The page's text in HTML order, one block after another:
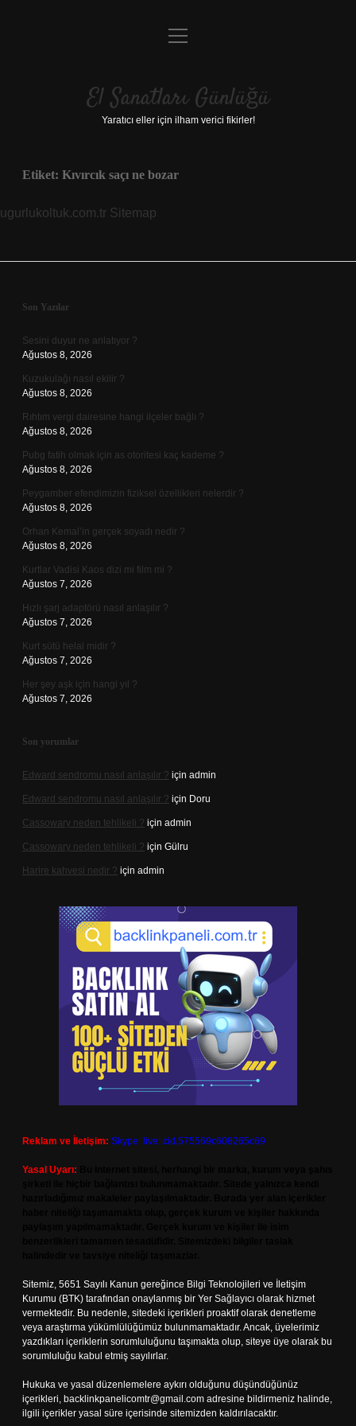
Anasayfa
Yasal Uyarı
menüyü
El Sanatları Günlüğü
Yaratıcı eller için ilham verici fikirler!
Etiket: Kıvırcık saçı ne bozar
ugurlukoltuk.com.tr Sitemap
Sidebar
Son Yazılar
Sesini duyur ne anlatıyor ?
Ağustos 8, 2026
Kuzukulağı nasıl ekilir ?
Ağustos 8, 2026
Rıhtım vergi dairesine hangi ilçeler bağlı ?
Ağustos 8, 2026
Pubg fatih olmak için as otoritesi kaç kademe ?
Ağustos 8, 2026
Peygamber efendimizin fiziksel özellikleri nelerdir ?
Ağustos 8, 2026
Orhan Kemal’in gerçek soyadı nedir ?
Ağustos 8, 2026
Kurtlar Vadisi Kaos dizi mi film mi ?
Ağustos 7, 2026
Hızlı şarj adaptörü nasıl anlaşılır ?
Ağustos 7, 2026
Kurt sütü helal midir ?
Ağustos 7, 2026
Her şey aşk için hangi yıl ?
Ağustos 7, 2026
Son yorumlar
Edward sendromu nasıl anlaşılır ? için admin
Edward sendromu nasıl anlaşılır ? için Doru
Cassowary neden tehlikeli ? için admin
Cassowary neden tehlikeli ? için Gülru
Harire kahvesi nedir ? için admin
Reklam ve İletişim: Skype: live:.cid.575569c608265c69
Yasal Uyarı:
Sitemiz, 5651 Sayılı Kanun gereğince Bilgi Teknolojileri ve İletişim
Kurumu (BTK) tarafından onaylanmış bir Yer Sağlayıcı olarak hizmet
vermektedir. Bu nedenle, sitedeki içerikleri proaktif olarak denetleme
veya araştırma yükümlülüğümüz bulunmamaktadır. Ancak, üyelerimiz
yazdıkları içeriklerin sorumluluğunu taşımakta olup, siteye üye olarak bu
sorumluluğu kabul etmiş sayılırlar.
Hukuka ve yasal düzenlemelere aykırı olduğunu düşündüğünüz
içerikleri, backlinkpanelicomtr@gmail.com adresine bildirmeniz halinde,
ilgili içerikler yasal süre içerisinde sitemizden kaldırılacaktır.